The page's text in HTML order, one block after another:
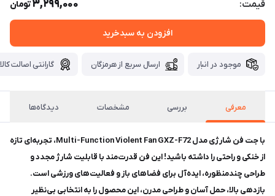
قیمت: 3,299,000تومان
افزودن به سبدخرید
موجود در انبار ارسال سریع از هرمزگان گارانتی اصالت کالا
معرفی بررسی مشخصات دیدگاه‌ها
با جت فن شارژی مدل Multi-Function Violent Fan GXZ-F72، تجربه‌ای تازه
از خنکی و راحتی را داشته باشید! این فن قدرت‌مند با قابلیت شارژ مجدد و
طراحی چندمنظوره، ایده‌آل برای فضاهای باز و فعالیت‌های ورزشی است.
بازدهی بالا، حمل آسان و طراحی مدرن، این محصول را به انتخابی بی‌نظیر